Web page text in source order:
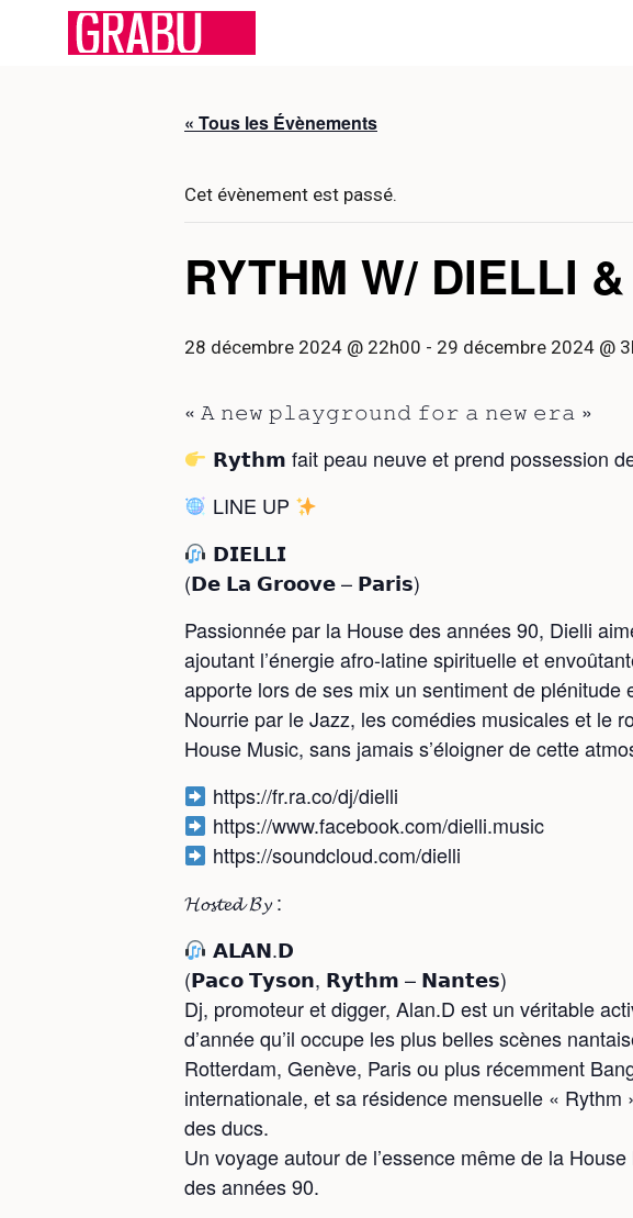
« Tous les Évènements
Cet évènement est passé.
RYTHM W/ DIELLI
28 décembre 2024 @ 22h00 - 29 décembre 2024 @
« 𝙰 𝚗𝚎𝚠 𝚙𝚕𝚊𝚢𝚐𝚛𝚘𝚞𝚗𝚍 𝚏𝚘𝚛 𝚊 𝚗𝚎𝚠 𝚎𝚛𝚊 »
𝗥𝘆𝘁𝗵𝗺 fait peau neuve et prend possession
LINE UP
𝗗𝗜𝗘𝗟𝗟𝗜
(𝗗𝗲 𝗟𝗮 𝗚𝗿𝗼𝗼𝘃𝗲 – 𝗣𝗮𝗿𝗶𝘀)
Passionnée par la House des années 90, Dielli
ajoutant l’énergie afro-latine spirituelle et
apporte lors de ses mix un sentiment de plénitude
Nourrie par le Jazz, les comédies musicales et le
House Music, sans jamais s’éloigner de cette
https://fr.ra.co/dj/dielli
https://www.facebook.com/dielli.music
https://soundcloud.com/dielli
𝓗𝓸𝓼𝓽𝓮𝓭 𝓑𝔂 :
𝗔𝗟𝗔𝗡.𝗗
(𝗣𝗮𝗰𝗼 𝗧𝘆𝘀𝗼𝗻, 𝗥𝘆𝘁𝗵𝗺 – 𝗡𝗮𝗻𝘁𝗲𝘀)
Dj, promoteur et digger, Alan.D est un véritable
d’année qu’il occupe les plus belles scènes
Rotterdam, Genève, Paris ou plus récemment
internationale, et sa résidence mensuelle «
des ducs.
Un voyage autour de l’essence même de la
des années 90.